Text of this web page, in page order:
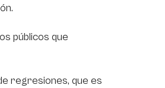
públicos que
regresiones, que es